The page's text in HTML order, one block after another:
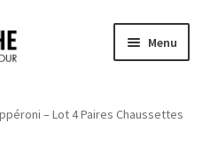
Menu
– Lot 4 Paires Chaussettes